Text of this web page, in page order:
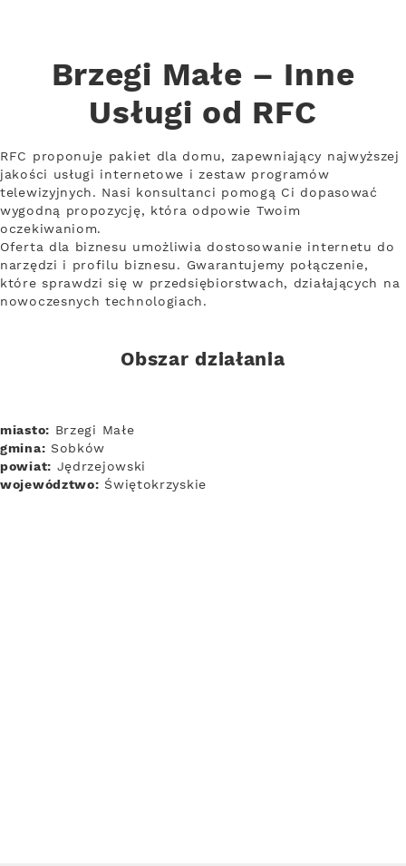
Brzegi Małe – Inne
Usługi od RFC
RFC proponuje pakiet dla domu, zapewniający najwyższej
jakości usługi internetowe i zestaw programów
telewizyjnych. Nasi konsultanci pomogą Ci dopasować
wygodną propozycję, która odpowie Twoim
oczekiwaniom.
Oferta dla biznesu umożliwia dostosowanie internetu do
narzędzi i profilu biznesu. Gwarantujemy połączenie,
które sprawdzi się w przedsiębiorstwach, działających na
nowoczesnych technologiach.
Obszar działania
miasto: Brzegi Małe
gmina: Sobków
powiat: Jędrzejowski
województwo: Świętokrzyskie